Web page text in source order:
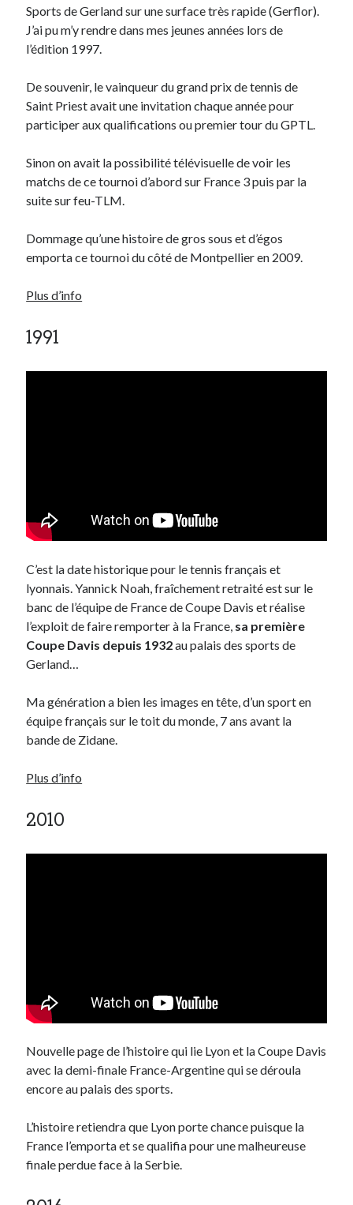
Sports de Gerland sur une surface très rapide (Gerflor).
J’ai pu m’y rendre dans mes jeunes années lors de
l’édition 1997.
De souvenir, le vainqueur du grand prix de tennis de
Saint Priest avait une invitation chaque année pour
participer aux qualifications ou premier tour du GPTL.
Sinon on avait la possibilité télévisuelle de voir les
matchs de ce tournoi d’abord sur France 3 puis par la
suite sur feu-TLM.
Dommage qu’une histoire de gros sous et d’égos
emporta ce tournoi du côté de Montpellier en 2009.
Plus d’info
1991
C’est la date historique pour le tennis français et
lyonnais. Yannick Noah, fraîchement retraité est sur le
banc de l’équipe de France de Coupe Davis et réalise
l’exploit de faire remporter à la France, sa première
Coupe Davis depuis 1932au palais des sports de
Gerland…
Ma génération a bien les images en tête, d’un sport en
équipe français sur le toit du monde, 7 ans avant la
bande de Zidane.
Plus d’info
2010
Nouvelle page de l’histoire qui lie Lyon et la Coupe Davis
avec la demi-finale France-Argentine qui se déroula
encore au palais des sports.
L’histoire retiendra que Lyon porte chance puisque la
France l’emporta et se qualifia pour une malheureuse
finale perdue face à la Serbie.